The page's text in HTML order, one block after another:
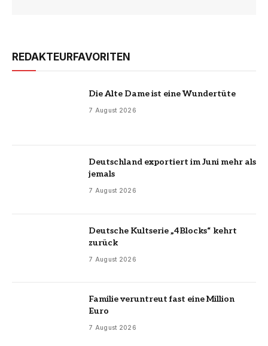
REDAKTEURFAVORITEN
Die Alte Dame ist eine Wundertüte
7 August 2026
Deutschland exportiert im Juni mehr als
jemals
7 August 2026
Deutsche Kultserie „4Blocks“ kehrt
zurück
7 August 2026
Familie veruntreut fast eine Million
Euro
7 August 2026